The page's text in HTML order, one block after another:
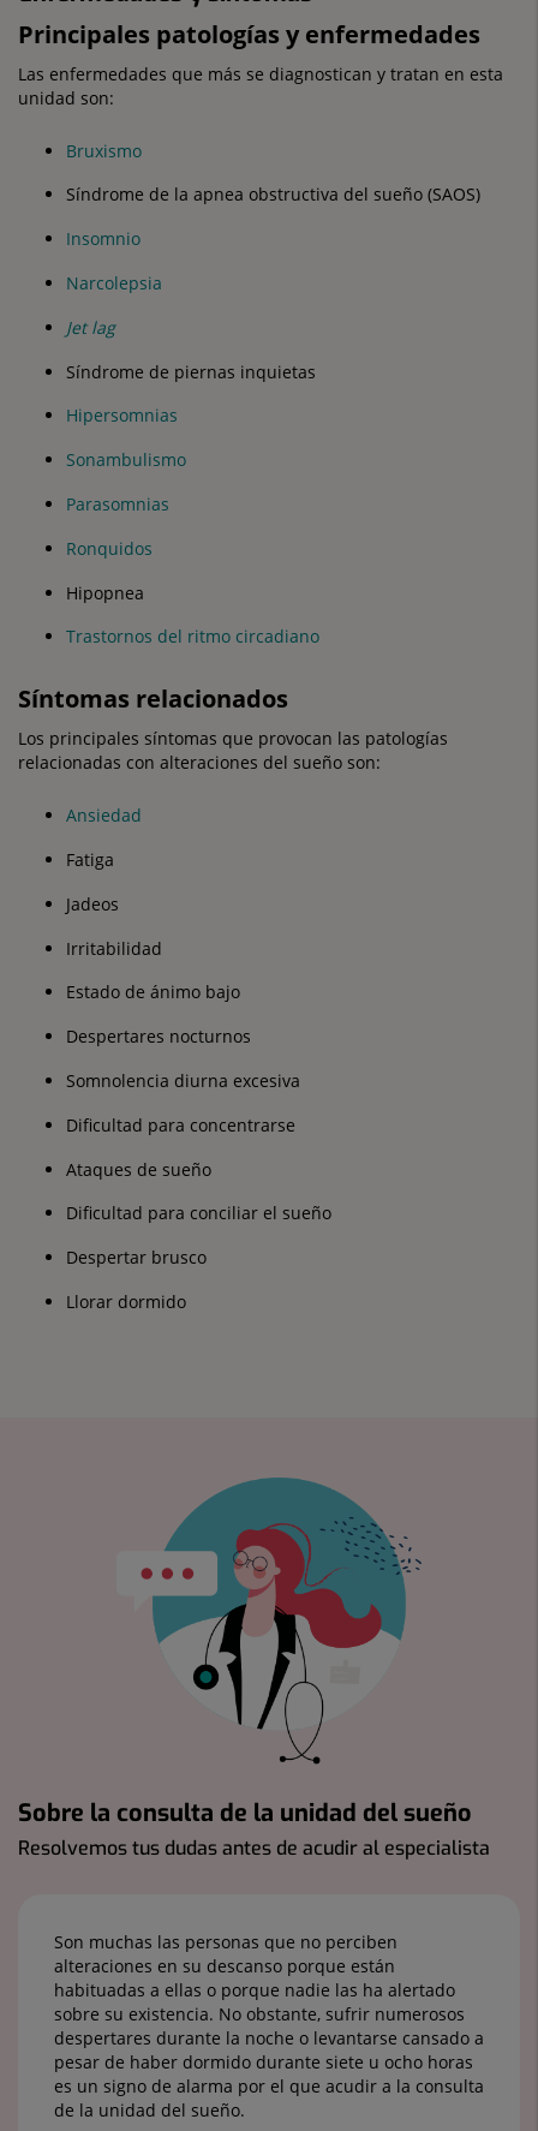
Principales patologías y enfermedades
Las enfermedades que más se diagnostican y tratan en esta
unidad son:
Bruxismo
Síndrome de la apnea obstructiva del sueño (SAOS)
Insomnio
Narcolepsia
Jet lag
Síndrome de piernas inquietas
Hipersomnias
Sonambulismo
Parasomnias
Ronquidos
Hipopnea
Trastornos del ritmo circadiano
Síntomas relacionados
Los principales síntomas que provocan las patologías
relacionadas con alteraciones del sueño son:
Ansiedad
Fatiga
Jadeos
Irritabilidad
Estado de ánimo bajo
Despertares nocturnos
Somnolencia diurna excesiva
Dificultad para concentrarse
Ataques de sueño
Dificultad para conciliar el sueño
Despertar brusco
Llorar dormido
Sobre la consulta de la unidad del sueño
Resolvemos tus dudas antes de acudir al especialista
Son muchas las personas que no perciben
alteraciones en su descanso porque están
habituadas a ellas o porque nadie las ha alertado
sobre su existencia. No obstante, sufrir numerosos
despertares durante la noche o levantarse cansado a
pesar de haber dormido durante siete u ocho horas
es un signo de alarma por el que acudir a la consulta
de la unidad del sueño.